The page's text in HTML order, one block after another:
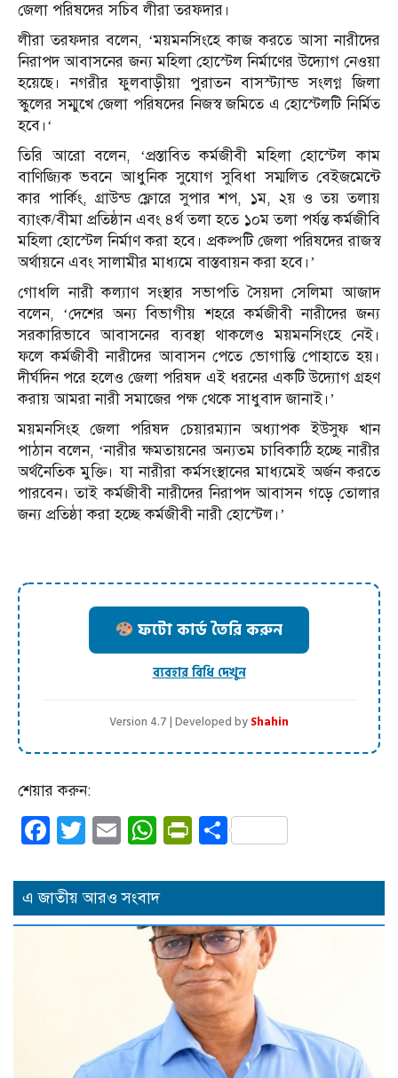
জেলা পরিষদের সচিব লীরা তরফদার।
লীরা তরফদার বলেন, ‘ময়মনসিংহে কাজ করতে আসা নারীদের
নিরাপদ আবাসনের জন্য মহিলা হোস্টেল নির্মাণের উদ্যোগ নেওয়া
হয়েছে। নগরীর ফুলবাড়ীয়া পুরাতন বাসস্ট্যান্ড সংলগ্ন জিলা
স্কুলের সম্মুখে জেলা পরিষদের নিজস্ব জমিতে এ হোস্টেলটি নির্মিত
হবে।‘
তিরি আরো বলেন, ‘প্রস্তাবিত কর্মজীবী মহিলা হোস্টেল কাম
বাণিজ্যিক ভবনে আধুনিক সুযোগ সুবিধা সম্মলিত বেইজমেন্টে
কার পার্কিং, গ্রাউন্ড ফ্লোরে সুপার শপ, ১ম, ২য় ও তয় তলায়
ব্যাংক/বীমা প্রতিষ্ঠান এবং ৪র্থ তলা হতে ১০ম তলা পর্যন্ত কর্মজীবি
মহিলা হোস্টেল নির্মাণ করা হবে। প্রকল্পটি জেলা পরিষদের রাজস্ব
অর্থায়নে এবং সালামীর মাধ্যমে বাস্তবায়ন করা হবে।’
গোধলি নারী কল্যাণ সংস্থার সভাপতি সৈয়দা সেলিমা আজাদ
বলেন, ‘দেশের অন্য বিভাগীয় শহরে কর্মজীবী নারীদের জন্য
সরকারিভাবে আবাসনের ব্যবস্থা থাকলেও ময়মনসিংহে নেই।
ফলে কর্মজীবী নারীদের আবাসন পেতে ভোগান্তি পোহাতে হয়।
দীর্ঘদিন পরে হলেও জেলা পরিষদ এই ধরনের একটি উদ্যোগ গ্রহণ
করায় আমরা নারী সমাজের পক্ষ থেকে সাধুবাদ জানাই।’
ময়মনসিংহ জেলা পরিষদ চেয়ারম্যান অধ্যাপক ইউসুফ খান
পাঠান বলেন, ‘নারীর ক্ষমতায়নের অন্যতম চাবিকাঠি হচ্ছে নারীর
অর্থনৈতিক মুক্তি। যা নারীরা কর্মসংস্থানের মাধ্যমেই অর্জন করতে
পারবেন। তাই কর্মজীবী নারীদের নিরাপদ আবাসন গড়ে তোলার
জন্য প্রতিষ্ঠা করা হচ্ছে কর্মজীবী নারী হোস্টেল।’
ফটো কার্ড তৈরি করুন
ব্যবহার বিধি দেখুন
Version 4.7 | Developed byShahin
শেয়ার করুন:
Facebook
Twitter
EmailWhatsApp
PrintFriendly
Share
এ জাতীয় আরও সংবাদ